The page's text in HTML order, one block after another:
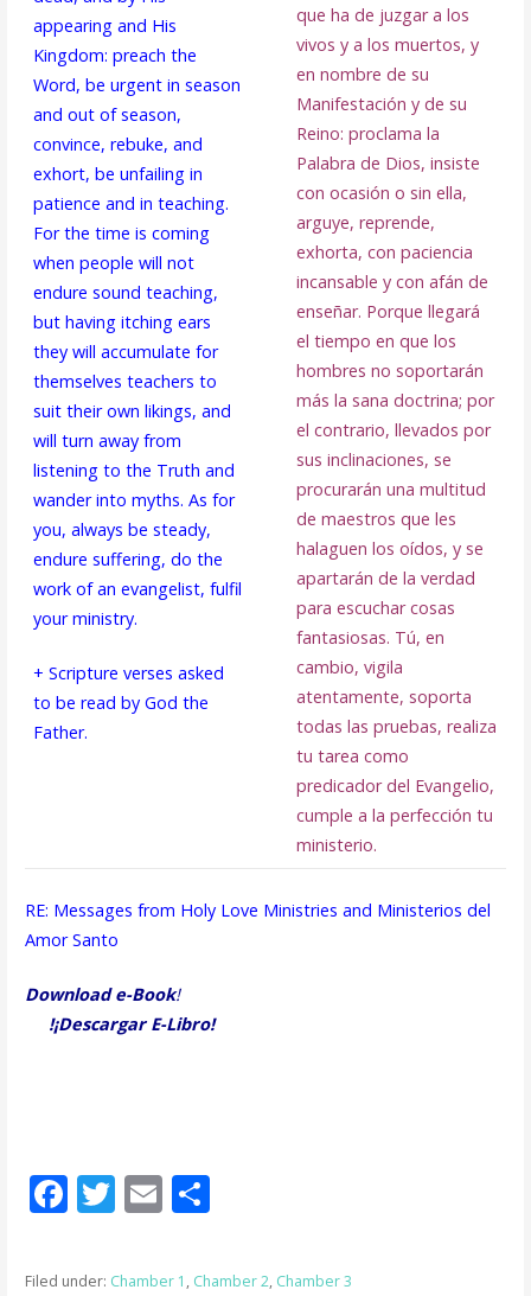
appearing and His
Kingdom: preach the
Word, be urgent in season
and out of season,
convince, rebuke, and
exhort, be unfailing in
patience and in teaching.
For the time is coming
when people will not
endure sound teaching,
but having itching ears
they will accumulate for
themselves teachers to
suit their own likings, and
will turn away from
listening to the Truth and
wander into myths. As for
you, always be steady,
endure suffering, do the
work of an evangelist, fulfil
your ministry.
+ Scripture verses asked
to be read by God the
Father.
que ha de juzgar a los
vivos y a los muertos, y
en nombre de su
Manifestación y de su
Reino: proclama la
Palabra de Dios, insiste
con ocasión o sin ella,
arguye, reprende,
exhorta, con paciencia
incansable y con afán de
enseñar. Porque llegará
el tiempo en que los
hombres no soportarán
más la sana doctrina; por
el contrario, llevados por
sus inclinaciones, se
procurarán una multitud
de maestros que les
halaguen los oídos, y se
apartarán de la verdad
para escuchar cosas
fantasiosas. Tú, en
cambio, vigila
atentamente, soporta
todas las pruebas, realiza
tu tarea como
predicador del Evangelio,
cumple a la perfección tu
ministerio.
RE: Messages from Holy Love Ministries and Ministerios del
Amor Santo
Download e-Book!
!¡Descargar E-Libro!
F
e
T
itt
E
ai
S
ar
Filed under: Chamber 1 , Chamber 2, Chamber 3